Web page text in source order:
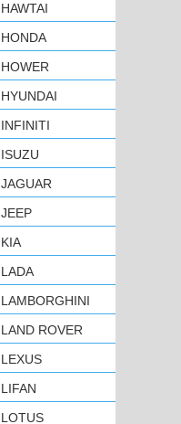
HAWTAI
HONDA
HOWER
HYUNDAI
INFINITI
ISUZU
JAGUAR
JEEP
KIA
LADA
LAMBORGHINI
LAND ROVER
LEXUS
LIFAN
LOTUS